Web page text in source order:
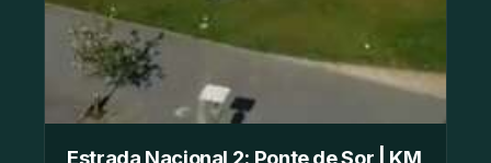
Estrada Nacional 2: Ponte de Sor | KM